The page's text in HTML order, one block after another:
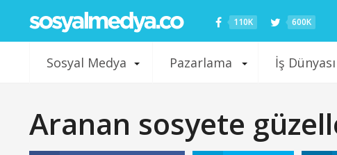
110K 600K
Sosyal Medya Pazarlama İş Dünyası
Aranan sosyete